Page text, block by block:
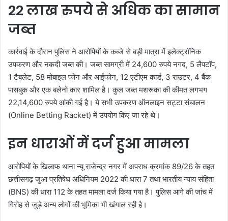
22 लाख रुपये से अधिक का सामान
जब्त
कार्रवाई के दौरान पुलिस ने आरोपियों के कब्जे से बड़ी मात्रा में इलेक्ट्रॉनिक
उपकरण और नकदी जब्त की। जब्त सामग्री में 24,600 रुपये नगद, 5 लैपटॉप,
1 टैबलेट, 58 मोबाइल फोन और आईफोन, 12 एटीएम कार्ड, 3 राउटर, 4 बैंक
पासबुक और एक बलेनो कार शामिल है। कुल जब्त मशरूका की कीमत लगभग
22,14,600 रुपये आंकी गई है। ये सभी उपकरण ऑनलाइन सट्टा संचालन
(Online Betting Racket) में उपयोग किए जा रहे थे।
इन धाराओं में दर्ज हुआ मामला
आरोपियों के खिलाफ थाना न्यू राजेन्द्र नगर में अपराध क्रमांक 89/26 के तहत
छत्तीसगढ़ जुआ प्रतिषेध अधिनियम 2022 की धारा 7 तथा भारतीय न्याय संहिता
(BNS) की धारा 112 के तहत मामला दर्ज किया गया है। पुलिस आगे की जांच में
गिरोह से जुड़े अन्य लोगों की भूमिका भी खंगाल रही है।